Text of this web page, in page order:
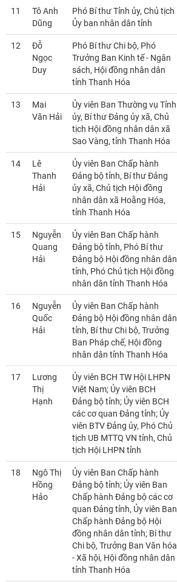
11
Tô Anh
Dũng
Phó Bí thư Tỉnh ủy, Chủ tịch
Ủy ban nhân dân tỉnh
12
Đỗ
Ngọc
Duy
Phó Bí thư Chi bộ, Phó
Trưởng Ban Kinh tế - Ngân
sách, Hội đồng nhân dân
tỉnh Thanh Hóa
13
Mai
Văn Hải
Ủy viên Ban Thường vụ Tỉnh
ủy, Bí thư Đảng ủy xã, Chủ
tịch Hội đồng nhân dân xã
Sao Vàng, tỉnh Thanh Hóa
14
Lê
Thanh
Hải
Ủy viên Ban Chấp hành
Đảng bộ tỉnh, Bí thư Đảng
ủy xã, Chủ tịch Hội đồng
nhân dân xã Hoằng Hóa,
tỉnh Thanh Hóa
15
Nguyễn
Quang
Hải
Ủy viên Ban Chấp hành
Đảng bộ tỉnh, Phó Bí thư
Đảng bộ Hội đồng nhân dân
tỉnh, Phó Chủ tịch Hội đồng
nhân dân tỉnh Thanh Hóa
16
Nguyễn
Quốc
Hải
Ủy viên Ban Chấp hành
Đảng bộ Hội đồng nhân dân
tỉnh, Bí thư Chi bộ, Trưởng
Ban Pháp chế, Hội đồng
nhân dân tỉnh Thanh Hóa
17
Lương
Thị
Hạnh
Ủy viên BCH TW Hội LHPN
Việt Nam; Ủy viên BCH
Đảng bộ tỉnh; Ủy viên BCH
các cơ quan Đảng tỉnh; Ủy
viên BTV Đảng ủy, Phó Chủ
tịch UB MTTQ VN tỉnh, Chủ
tịch Hội LHPN tỉnh
18
Ngô Thị
Hồng
Hảo
Ủy viên Ban Chấp hành
Đảng bộ tỉnh; Ủy viên Ban
Chấp hành Đảng bộ các cơ
quan Đảng tỉnh, Ủy viên Ban
Chấp hành Đảng bộ Hội
đồng nhân dân tỉnh; Bí thư
Chi bộ, Trưởng Ban Văn hóa
- Xã hội, Hội đồng nhân dân
tỉnh Thanh Hóa